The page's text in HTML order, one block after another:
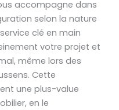
accompagne dans
selon la nature
clé en main
votre projet et
même lors des
Cette
une plus-value
en le